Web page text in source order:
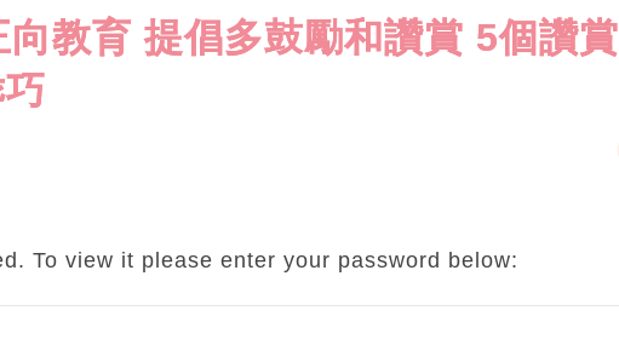
教育 提倡多鼓勵和讚賞 5個讚賞
To view it please enter your password below: